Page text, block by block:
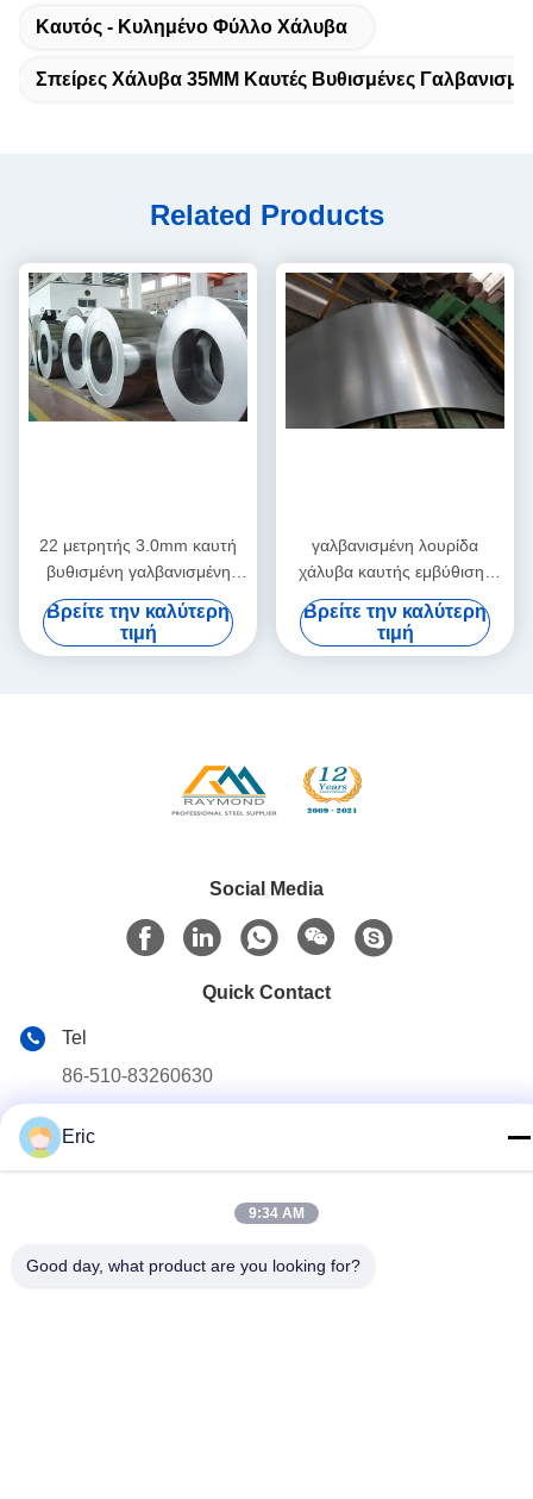
Καυτός - Κυλημένο Φύλλο Χάλυβα
Σπείρες Χάλυβα 35MM Καυτές Βυθισμένες
Related Products
22 μετρητής 3.0mm καυτή
βυθισμένη γαλβανισμένη
πούλια Chromated σπειρών
χάλυβα
Βρείτε την καλύτερη
τιμή
γαλβανισμένη λουρίδα
χάλυβα καυτής εμβύθισης
0.2mm Z60 Z180
Βρείτε την καλύτερη
τιμή
Social Media
Quick Contact
Tel
86-510-83260630
Eric
9:34 AM
Good day, what product are you looking for?